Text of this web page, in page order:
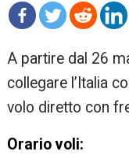
A partire dal 26
collegare l’Italia
volo diretto con
Orario voli: